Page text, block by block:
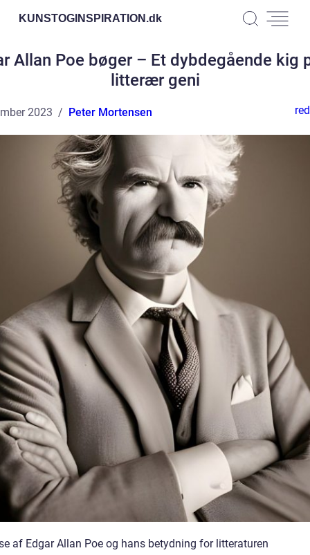
KUNSTOGINSPIRATION.dk
Allan Poe bøger – Et dybdegående kig
litterær geni
2023 Peter Mortensen
af Edgar Allan Poe og hans betydning for litteraturen